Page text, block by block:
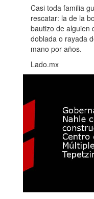
Casi toda familia
rescatar: la de la
bautizo de alguien
doblada o rayada
mano por años.
Lado.mx